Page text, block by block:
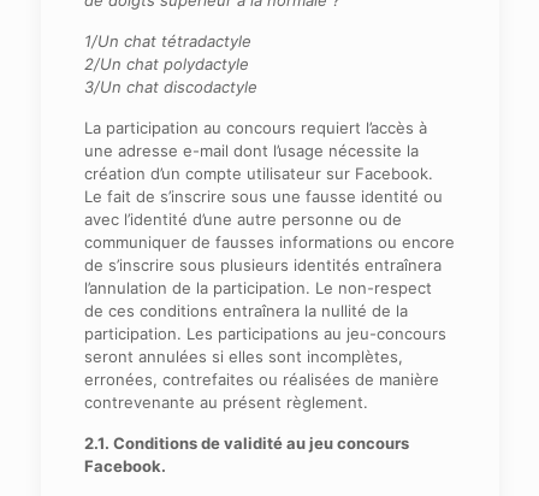
1/Un chat tétradactyle
2/Un chat polydactyle
3/Un chat discodactyle
La participation au concours requiert l’accès à
une adresse e-mail dont l’usage nécessite la
création d’un compte utilisateur sur Facebook.
Le fait de s’inscrire sous une fausse identité ou
avec l’identité d’une autre personne ou de
communiquer de fausses informations ou encore
de s’inscrire sous plusieurs identités entraînera
l’annulation de la participation. Le non-respect
de ces conditions entraînera la nullité de la
participation. Les participations au jeu-concours
seront annulées si elles sont incomplètes,
erronées, contrefaites ou réalisées de manière
contrevenante au présent règlement.
2.1. Conditions de validité au jeu concours
Facebook.